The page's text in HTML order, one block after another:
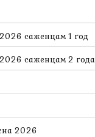
саженцам 1 год
саженцам 2 года
2026